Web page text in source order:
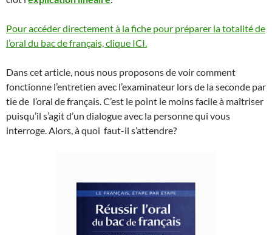
Pour accéder directement à la fiche pour préparer la totalité de
l’oral du bac de français, clique ICI.
Dans cet article, nous nous proposons de voir comment
fonctionne l’entretien avec l’examinateur lors de la seconde par
tie de l’oral de français. C’est le point le moins facile à maîtriser
puisqu’il s’agit d’un dialogue avec la personne qui vous
interroge. Alors, à quoi faut-il s’attendre?